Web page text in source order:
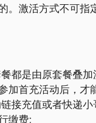
。激活方式不可指
都是由原套餐叠
加首充活动后，才
接充值或者快递
缴费;